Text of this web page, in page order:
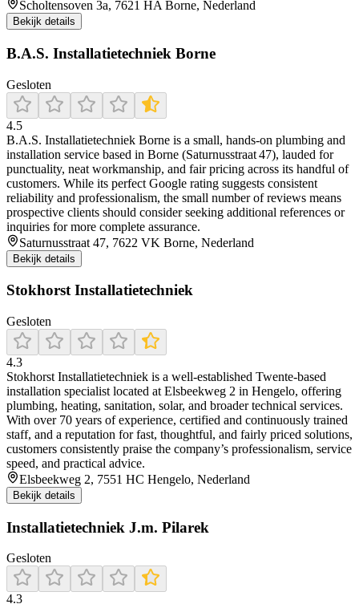
Scholtensoven 3a, 7621 HA Borne, Nederland
Bekijk details
B.A.S. Installatietechniek Borne
Gesloten
4.5
B.A.S. Installatietechniek Borne is a small, hands‑on plumbing and
installation service based in Borne (Saturnusstraat 47), lauded for
punctuality, neat workmanship, and fair pricing across its handful of
customers. While its perfect Google rating suggests consistent
reliability and professionalism, the small number of reviews means
prospective clients should consider seeking additional references or
inquiries for more complete assurance.
Saturnusstraat 47, 7622 VK Borne, Nederland
Bekijk details
Stokhorst Installatietechniek
Gesloten
4.3
Stokhorst Installatietechniek is a well-established Twente‑based
installation specialist located at Elsbeekweg 2 in Hengelo, offering
plumbing, heating, sanitation, solar, and broader technical services.
With over 70 years of experience, certified and continuously trained
staff, and a reputation for fast, thoughtful, and fairly priced solutions,
customers consistently praise the company’s professionalism, service
speed, and practical advice.
Elsbeekweg 2, 7551 HC Hengelo, Nederland
Bekijk details
Installatietechniek J.m. Pilarek
Gesloten
4.3